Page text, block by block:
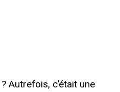
Autrefois, c’était une